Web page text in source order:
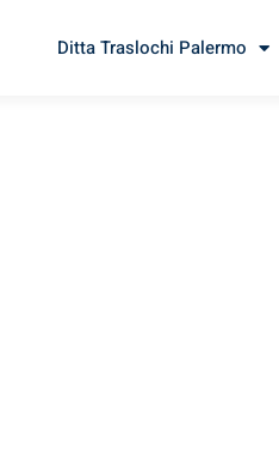
Ditta Traslochi Palermo